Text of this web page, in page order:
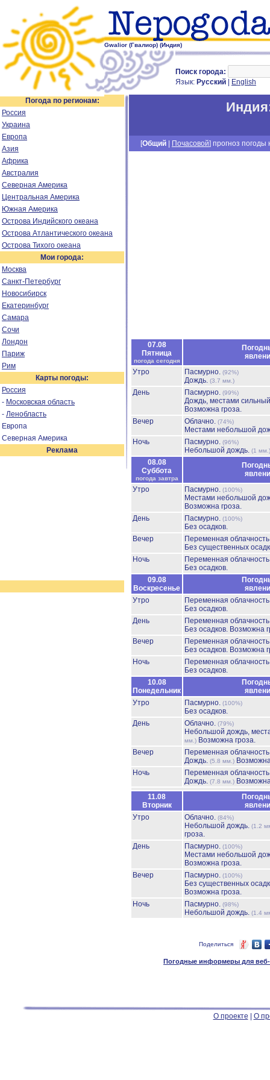
Gwalior (Гвалиор) (Индия)
Поиск города:
Язык: Русский English
Погода по регионам:
Россия
Украина
Европа
Азия
Африка
Австралия
Северная Америка
Центральная Америка
Южная Америка
Острова Индийского океана
Острова Атлантического океана
Острова Тихого океана
Мои города:
Москва
Санкт-Петербург
Новосибирск
Екатеринбург
Самара
Сочи
Лондон
Париж
Рим
Карты погоды:
Россия
- Московская область
- Ленобласть
Европа
Северная Америка
Реклама
Индия
[Общий Почасовой] прогноз погоды
07.08
Пятница
погода сегодня
Утро
Пасмурно. (92%)
Дождь. (3.7 мм.)
День Пасмурно. (99%)
Дождь, местами
Возможна гроза.
Вечер
Облачно. (74%)
Местами небольшой
Ночь
Пасмурно. (96%)
Небольшой дождь. (1 мм.)
08.08
Суббота
погода завтра
Утро
Пасмурно. (100%)
Местами небольшой
Возможна гроза.
День
Пасмурно. (100%)
Без осадков.
Вечер
Переменная
Без существенных
Ночь
Переменная
Без осадков.
09.08
Воскресенье
Утро
Переменная
Без осадков.
День
Переменная
Без осадков. Возможна
Вечер
Переменная
Без осадков. Возможна
Ночь
Переменная
Без осадков.
10.08
Понедельник
Утро
Пасмурно. (100%)
Без осадков.
День
Облачно. (79%)
Небольшой дождь,
мм.) Возможна гроза.
Вечер
Переменная
Дождь. (5.8 мм.)
Ночь
Переменная
Дождь. (7.8 мм.)
11.08
Вторник
Утро
Облачно. (84%)
Небольшой дождь. (1.2
гроза.
День
Пасмурно. (100%)
Местами небольшой
Возможна гроза.
Вечер
Пасмурно. (100%)
Без существенных
Возможна гроза.
Ночь
Пасмурно. (98%)
Небольшой дождь. (1.4
Поделиться
Погодные информеры для веб-
О проекте О